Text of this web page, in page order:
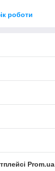
роботи
Prom.ua